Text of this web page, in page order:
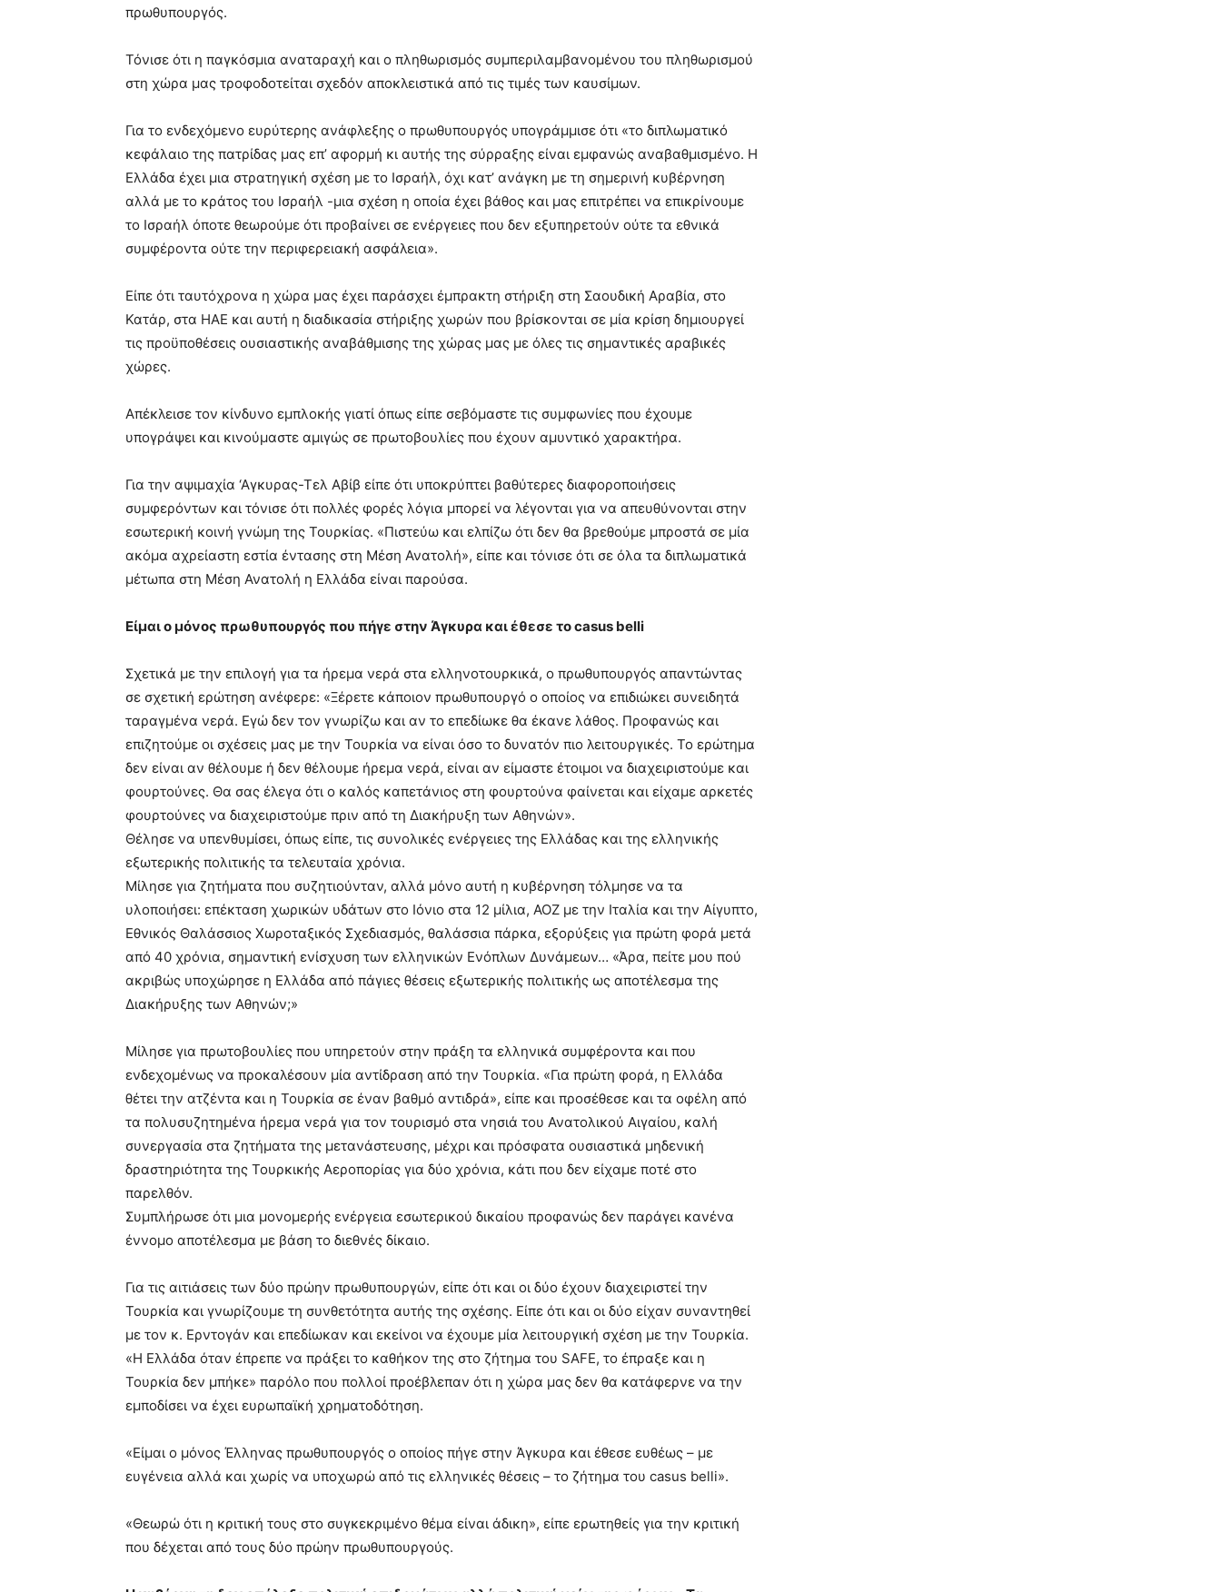
πρωθυπουργός.
Τόνισε ότι η παγκόσμια αναταραχή και ο πληθωρισμός συμπεριλαμβανομένου του πληθωρισμού
στη χώρα μας τροφοδοτείται σχεδόν αποκλειστικά από τις τιμές των καυσίμων.
Για το ενδεχόμενο ευρύτερης ανάφλεξης ο πρωθυπουργός υπογράμμισε ότι «το διπλωματικό
κεφάλαιο της πατρίδας μας επ’ αφορμή κι αυτής της σύρραξης είναι εμφανώς αναβαθμισμένο. Η
Ελλάδα έχει μια στρατηγική σχέση με το Ισραήλ, όχι κατ’ ανάγκη με τη σημερινή κυβέρνηση
αλλά με το κράτος του Ισραήλ -μια σχέση η οποία έχει βάθος και μας επιτρέπει να επικρίνουμε
το Ισραήλ όποτε θεωρούμε ότι προβαίνει σε ενέργειες που δεν εξυπηρετούν ούτε τα εθνικά
συμφέροντα ούτε την περιφερειακή ασφάλεια».
Είπε ότι ταυτόχρονα η χώρα μας έχει παράσχει έμπρακτη στήριξη στη Σαουδική Αραβία, στο
Κατάρ, στα ΗΑΕ και αυτή η διαδικασία στήριξης χωρών που βρίσκονται σε μία κρίση δημιουργεί
τις προϋποθέσεις ουσιαστικής αναβάθμισης της χώρας μας με όλες τις σημαντικές αραβικές
χώρες.
Απέκλεισε τον κίνδυνο εμπλοκής γιατί όπως είπε σεβόμαστε τις συμφωνίες που έχουμε
υπογράψει και κινούμαστε αμιγώς σε πρωτοβουλίες που έχουν αμυντικό χαρακτήρα.
Για την αψιμαχία ‘Αγκυρας-Τελ Αβίβ είπε ότι υποκρύπτει βαθύτερες διαφοροποιήσεις
συμφερόντων και τόνισε ότι πολλές φορές λόγια μπορεί να λέγονται για να απευθύνονται στην
εσωτερική κοινή γνώμη της Τουρκίας. «Πιστεύω και ελπίζω ότι δεν θα βρεθούμε μπροστά σε μία
ακόμα αχρείαστη εστία έντασης στη Μέση Ανατολή», είπε και τόνισε ότι σε όλα τα διπλωματικά
μέτωπα στη Μέση Ανατολή η Ελλάδα είναι παρούσα.
Είμαι ο μόνος πρωθυπουργός που πήγε στην Άγκυρα και έθεσε το casus belli
Σχετικά με την επιλογή για τα ήρεμα νερά στα ελληνοτουρκικά, ο πρωθυπουργός απαντώντας
σε σχετική ερώτηση ανέφερε: «Ξέρετε κάποιον πρωθυπουργό ο οποίος να επιδιώκει συνειδητά
ταραγμένα νερά. Εγώ δεν τον γνωρίζω και αν το επεδίωκε θα έκανε λάθος. Προφανώς και
επιζητούμε οι σχέσεις μας με την Τουρκία να είναι όσο το δυνατόν πιο λειτουργικές. Το ερώτημα
δεν είναι αν θέλουμε ή δεν θέλουμε ήρεμα νερά, είναι αν είμαστε έτοιμοι να διαχειριστούμε και
φουρτούνες. Θα σας έλεγα ότι ο καλός καπετάνιος στη φουρτούνα φαίνεται και είχαμε αρκετές
φουρτούνες να διαχειριστούμε πριν από τη Διακήρυξη των Αθηνών».
Θέλησε να υπενθυμίσει, όπως είπε, τις συνολικές ενέργειες της Ελλάδας και της ελληνικής
εξωτερικής πολιτικής τα τελευταία χρόνια.
Μίλησε για ζητήματα που συζητιούνταν, αλλά μόνο αυτή η κυβέρνηση τόλμησε να τα
υλοποιήσει: επέκταση χωρικών υδάτων στο Ιόνιο στα 12 μίλια, ΑΟΖ με την Ιταλία και την Αίγυπτο,
Εθνικός Θαλάσσιος Χωροταξικός Σχεδιασμός, θαλάσσια πάρκα, εξορύξεις για πρώτη φορά μετά
από 40 χρόνια, σημαντική ενίσχυση των ελληνικών Ενόπλων Δυνάμεων… «Άρα, πείτε μου πού
ακριβώς υποχώρησε η Ελλάδα από πάγιες θέσεις εξωτερικής πολιτικής ως αποτέλεσμα της
Διακήρυξης των Αθηνών;»
Μίλησε για πρωτοβουλίες που υπηρετούν στην πράξη τα ελληνικά συμφέροντα και που
ενδεχομένως να προκαλέσουν μία αντίδραση από την Τουρκία. «Για πρώτη φορά, η Ελλάδα
θέτει την ατζέντα και η Τουρκία σε έναν βαθμό αντιδρά», είπε και προσέθεσε και τα οφέλη από
τα πολυσυζητημένα ήρεμα νερά για τον τουρισμό στα νησιά του Ανατολικού Αιγαίου, καλή
συνεργασία στα ζητήματα της μετανάστευσης, μέχρι και πρόσφατα ουσιαστικά μηδενική
δραστηριότητα της Τουρκικής Αεροπορίας για δύο χρόνια, κάτι που δεν είχαμε ποτέ στο
παρελθόν.
Συμπλήρωσε ότι μια μονομερής ενέργεια εσωτερικού δικαίου προφανώς δεν παράγει κανένα
έννομο αποτέλεσμα με βάση το διεθνές δίκαιο.
Για τις αιτιάσεις των δύο πρώην πρωθυπουργών, είπε ότι και οι δύο έχουν διαχειριστεί την
Τουρκία και γνωρίζουμε τη συνθετότητα αυτής της σχέσης. Είπε ότι και οι δύο είχαν συναντηθεί
με τον κ. Ερντογάν και επεδίωκαν και εκείνοι να έχουμε μία λειτουργική σχέση με την Τουρκία.
«Η Ελλάδα όταν έπρεπε να πράξει το καθήκον της στο ζήτημα του SAFE, το έπραξε και η
Τουρκία δεν μπήκε» παρόλο που πολλοί προέβλεπαν ότι η χώρα μας δεν θα κατάφερνε να την
εμποδίσει να έχει ευρωπαϊκή χρηματοδότηση.
«Είμαι ο μόνος Έλληνας πρωθυπουργός ο οποίος πήγε στην Άγκυρα και έθεσε ευθέως – με
ευγένεια αλλά και χωρίς να υποχωρώ από τις ελληνικές θέσεις – το ζήτημα του casus belli».
«Θεωρώ ότι η κριτική τους στο συγκεκριμένο θέμα είναι άδικη», είπε ερωτηθείς για την κριτική
που δέχεται από τους δύο πρώην πρωθυπουργούς.